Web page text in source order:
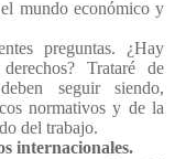
el mundo económico y
preguntas. ¿Hay
Trataré de
seguir siendo,
normativos y de la
del trabajo.
internacionales.